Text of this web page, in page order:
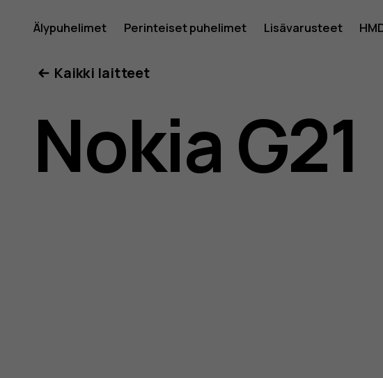
Nokia
G21
Älypuhelimet Perinteiset puhelimet Lisävarusteet
Kaikki laitteet
Nokia G21